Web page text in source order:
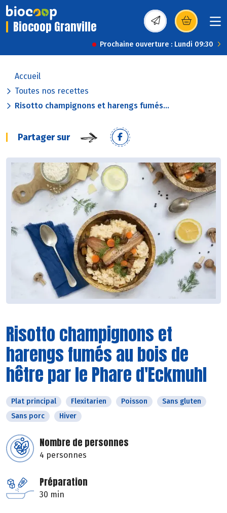
Biocoop Granville (s’ouvre dans une
Prochaine ouverture : Lundi 09:30
Accueil
Toutes nos recettes
Risotto champignons et harengs fumés...
Partager sur
Risotto champignons et
harengs fumés au bois de
hêtre par le Phare d'Eckmuhl
Plat principal Flexitarien Poisson
Sans gluten
Sans porc
Hiver
Nombre de personnes
4 personnes
Préparation
30 min